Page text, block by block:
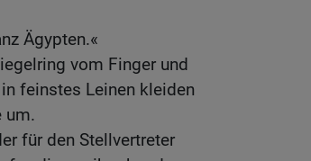
Ägypten.«
vom Finger und
feinstes Leinen kleiden
um.
für den Stellvertreter